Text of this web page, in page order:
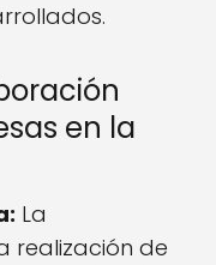
en la
La
realización de